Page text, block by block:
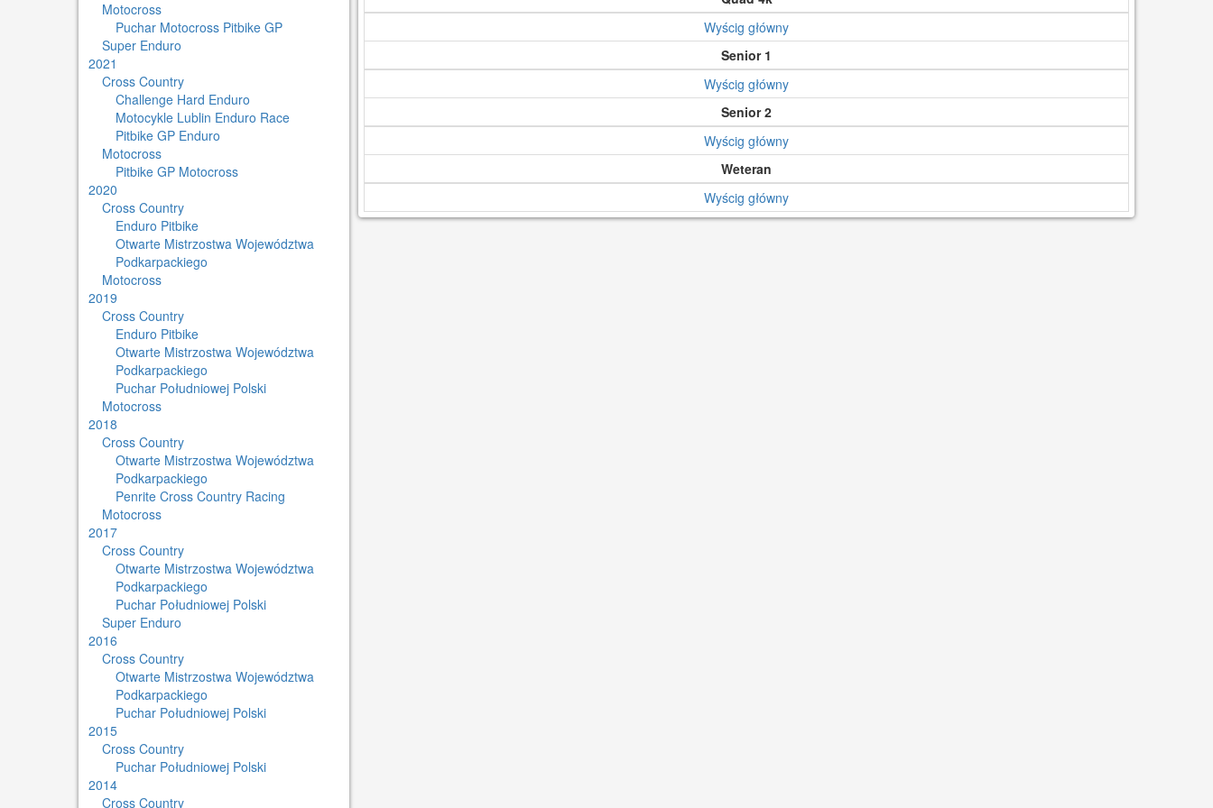
Motocross
Puchar Motocross Pitbike GP
Super Enduro
2021
Cross Country
Challenge Hard Enduro
Motocykle Lublin Enduro Race
Pitbike GP Enduro
Motocross
Pitbike GP Motocross
2020
Cross Country
Enduro Pitbike
Otwarte Mistrzostwa Województwa
Podkarpackiego
Motocross
2019
Cross Country
Enduro Pitbike
Otwarte Mistrzostwa Województwa
Podkarpackiego
Puchar Południowej Polski
Motocross
2018
Cross Country
Otwarte Mistrzostwa Województwa
Podkarpackiego
Penrite Cross Country Racing
Motocross
2017
Cross Country
Otwarte Mistrzostwa Województwa
Podkarpackiego
Puchar Południowej Polski
Super Enduro
2016
Cross Country
Otwarte Mistrzostwa Województwa
Podkarpackiego
Puchar Południowej Polski
2015
Cross Country
Puchar Południowej Polski
2014
Cross Country
Wyścig główny
Senior 1
Wyścig główny
Senior 2
Wyścig główny
Weteran
Wyścig główny